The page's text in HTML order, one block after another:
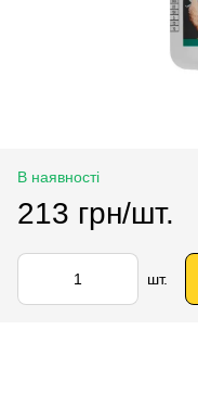
В наявності
213 грн/шт.
шт.